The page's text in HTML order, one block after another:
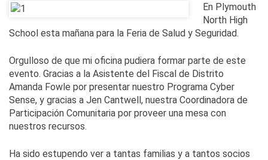
En Plymouth
North High
School esta mañana para la Feria de Salud y Seguridad.
Orgulloso de que mi oficina pudiera formar parte de este
evento. Gracias a la Asistente del Fiscal de Distrito
Amanda Fowle por presentar nuestro Programa Cyber
Sense, y gracias a Jen Cantwell, nuestra Coordinadora de
Participación Comunitaria por proveer una mesa con
nuestros recursos.
Ha sido estupendo ver a tantas familias y a tantos socios